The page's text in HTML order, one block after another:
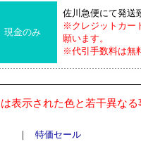
現金のみ
佐川急便にて発送
※クレジットカー
願います。
※代引手数料は無
表示された色と若干異な
｜ 特価セール